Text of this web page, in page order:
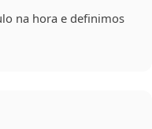
na hora e definimos